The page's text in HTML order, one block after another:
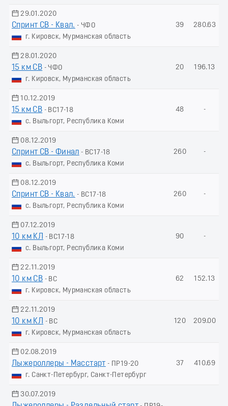
29.01.2020
Спринт СВ - Квал. - ЧФО
г. Кировск, Мурманская область
39 280.63
28.01.2020
15 км СВ - ЧФО
г. Кировск, Мурманская область
20 196.13
10.12.2019
15 км СВ - ВС17-18
с. Выльгорт, Республика Коми
48 -
08.12.2019
Спринт СВ - Финал - ВС17-18
с. Выльгорт, Республика Коми
260 -
08.12.2019
Спринт СВ - Квал. - ВС17-18
с. Выльгорт, Республика Коми
260 -
07.12.2019
10 км КЛ
- ВС17-18
с. Выльгорт, Республика Коми
90 -
22.11.2019
10 км СВ - ВС
г. Кировск, Мурманская область
62 152.13
22.11.2019
10 км КЛ
- ВС
г. Кировск, Мурманская область
120 209.00
02.08.2019
Лыжероллеры - Масстарт - ПР19-20
г. Санкт-Петербург, Санкт-Петербург
37 410.69
30.07.2019